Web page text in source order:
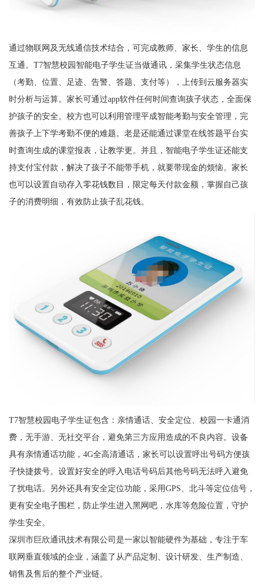
通过物联网及无线通信技术结合，可完成教师、家长、学生的信息
互通。T7智慧校园智能电子学生证当做通讯，采集学生状态信息
（考勤、位置、足迹、告警、答题、支付等），上传到云服务器实
时分析与运算。家长可通过app软件任何时间查询孩子状态，全面保
护孩子的安全。校方也可以利用管理平成智能考勤与安全管理，完
善孩子上下学考勤不便的难题。老是还能通过课堂在线答题平台实
时查询生成的课堂报表，让教学更。并且，智能电子学生证还能支
持支付宝付款，解决了孩子不能带手机，就要带现金的烦恼。家长
也可以设置自动存入零花钱数目，限定每天付款金额，掌握自己孩
子的消费明细，有效防止孩子乱花钱。
T7智慧校园电子学生证包含：亲情通话、安全定位、校园一卡通消
费，无手游、无社交平台，避免第三方应用造成的不良内容。设备
具有亲情通话功能，4G全高清通话，家长可以设置呼出号码方便孩
子快捷拨号。设置好安全的呼入电话号码后其他号码无法呼入避免
了扰电话。另外还具有安全定位功能，采用GPS、北斗等定位信号，
更有安全电子围栏，防止学生进入黑网吧，水库等危险位置，守护
学生安全。
深圳市巨欣通讯技术有限公司是一家以智能硬件为基础，专注于车
联网垂直领域的企业，涵盖了从产品定制、设计研发、生产制造、
销售及售后的整个产业链。